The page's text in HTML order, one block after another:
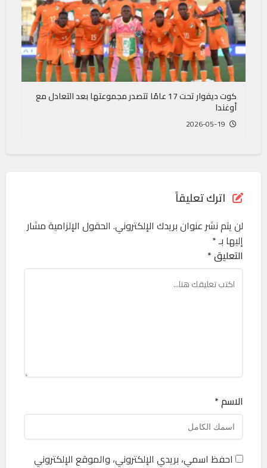
كوت ديفوار تحت 17 عامًا تتصدر مجموعتها بعد التعادل مع
أوغندا
اترك تعليقاً
لن يتم نشر عنوان بريدك الإلكتروني. الحقول الإلزامية مشار
إليها بـ*
التعليق *
الاسم *
احفظ اسمي، بريدي الإلكتروني، والموقع الإلكتروني